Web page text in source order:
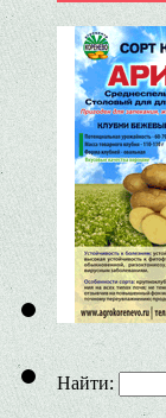
Найти: